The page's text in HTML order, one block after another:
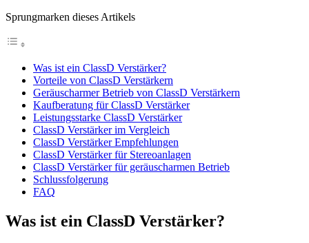
Sprungmarken dieses Artikels
Was ist ein ClassD Verstärker?
Vorteile von ClassD Verstärkern
Geräuscharmer Betrieb von ClassD Verstärkern
Kaufberatung für ClassD Verstärker
Leistungsstarke ClassD Verstärker
ClassD Verstärker im Vergleich
ClassD Verstärker Empfehlungen
ClassD Verstärker für Stereoanlagen
ClassD Verstärker für geräuscharmen Betrieb
Schlussfolgerung
FAQ
Was ist ein ClassD Verstärker?